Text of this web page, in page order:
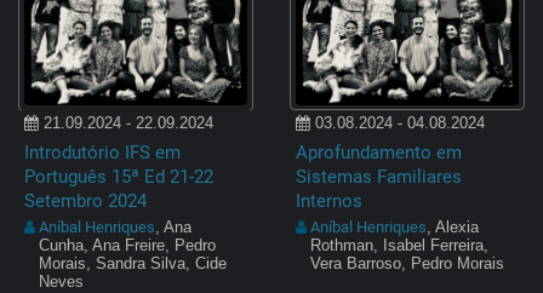
21.09.2024 - 22.09.2024
Introdutório IFS em
Português 15ª Ed 21-22
Setembro 2024
Aníbal Henriques, Ana
Cunha, Ana Freire, Pedro
Morais, Sandra Silva, Cide
Neves
03.08.2024 - 04.08.2024
Aprofundamento em
Sistemas Familiares
Internos
Aníbal Henriques, Alexia
Rothman, Isabel Ferreira,
Vera Barroso, Pedro Morais